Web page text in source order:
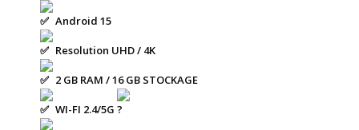
Android 15
Resolution UHD / 4K
2 GB RAM / 16 GB STOCKAGE
WI-FI 2.4/5G